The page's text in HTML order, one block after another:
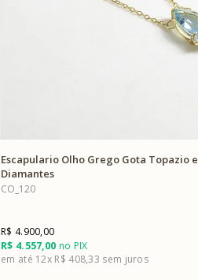
Escapulario Olho Grego Gota Topazio e
Diamantes
CO_120
R$ 4.557,00 no PIX
R$ 4.900,00
12x R$ 408,33